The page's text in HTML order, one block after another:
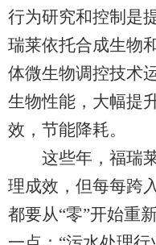
行为研究和控制是
瑞莱依托合成生物
体微生物调控技术
生物性能，大幅提
效，节能降耗。
这些年，福瑞莱
理成效，但每每跨
都要从“零”开始重